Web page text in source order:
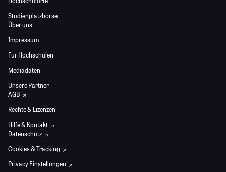
Studienplatzbörse
Über uns
Impressum
Für Hochschulen
Mediadaten
Unsere Partner
AGB
Rechte & Lizenzen
Hilfe & Kontakt
Datenschutz
Cookies & Tracking
Privacy Einstellungen